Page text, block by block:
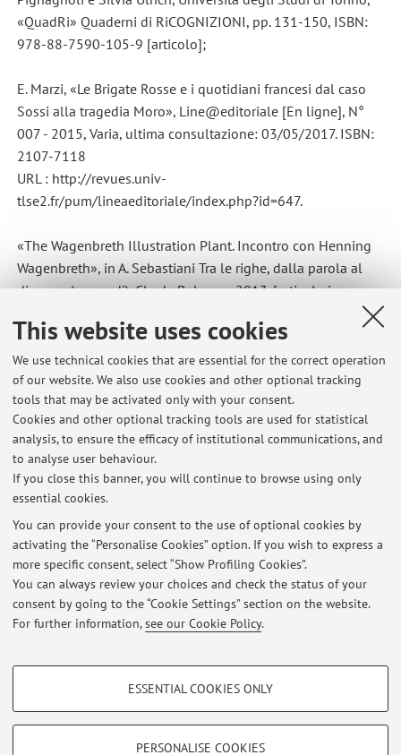
This website uses cookies
We use technical cookies that are essential for the correct operation
of our website. We also use cookies and other optional tracking
tools that may be activated only with your consent.
Cookies and other optional tracking tools are used for statistical
analysis, to ensure the efficacy of institutional communications, and
to analyse user behaviour.
If you close this banner, you will continue to browse using only
essential cookies.
You can provide your consent to the use of optional cookies by
activating the “Personalise Cookies” option. If you wish to express a
more specific consent, select “Show Profiling Cookies”.
You can always review your choices and check the status of your
consent by going to the “Cookie Settings” section on the website.
For further information,see our Cookie Policy.
PROFILING COOKIES - OPTIONAL
Show profiling cookies
ESSENTIAL COOKIES ONLY
PERSONALISE COOKIES
«QuadRi» Quaderni di RiCOGNIZIONI, pp. 131-150, ISBN:
978-88-7590-105-9 [articolo];
E. Marzi, «Le Brigate Rosse e i quotidiani francesi dal caso
Sossi alla tragedia Moro», Line@editoriale [En ligne], N°
007 - 2015, Varia, ultima consultazione: 03/05/2017. ISBN:
2107-7118
URL : http://revues.univ-
tlse2.fr/pum/lineaeditoriale/index.php?id=647.
«The Wagenbreth Illustration Plant. Incontro con Henning
Wagenbreth», in A. Sebastiani Tra le righe, dalla parola al
disegno (a cura di), Clueb, Bologna, 2013. [articolo in
Guerios].
Latest news
Résultats examen écrit Cours Monographique - 4 juin 2026
Published on: June 04 2026
Résultats Travaux Pratiques (examen global) – Langue française (juin
2026) Dott.ssa Manconi
Published on: June 01 2026
Résultats - Travaux Pratiques Langue Française (Dott.ssa Manconi)
Published on: June 01 2026
Restricted area
Loginto manage all website contents.